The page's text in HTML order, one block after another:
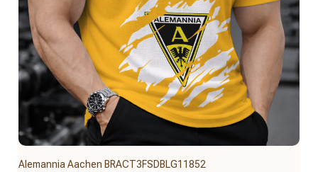
Alemannia Aachen BRACT3FSDBLG11852